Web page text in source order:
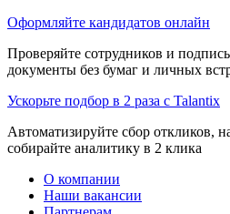
Оформляйте кандидатов онлайн
Проверяйте сотрудников и
документы без бумаг и личных
Ускорьте подбор в 2 раза с Talantix
Автоматизируйте сбор откликов,
собирайте аналитику в 2 клика
О компании
Наши вакансии